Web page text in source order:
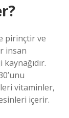
pirinçtir ve
insan
vitaminler,
içerir.